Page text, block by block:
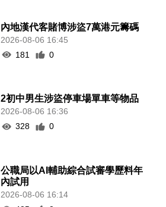
內地漢代客賭博涉盜7萬港元籌碼
2026-08-06 16:45
181
0
2初中男生涉盜停車場單車等物品
2026-08-06 16:36
328
0
公職局以AI輔助綜合試審學歷料年
內試用
2026-08-06 16:14